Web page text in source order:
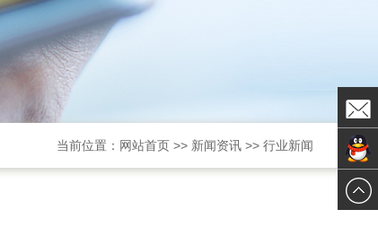
当前位置： 网站首页 >> 新闻资讯 >> 行业新闻 在线交
谈
在线交